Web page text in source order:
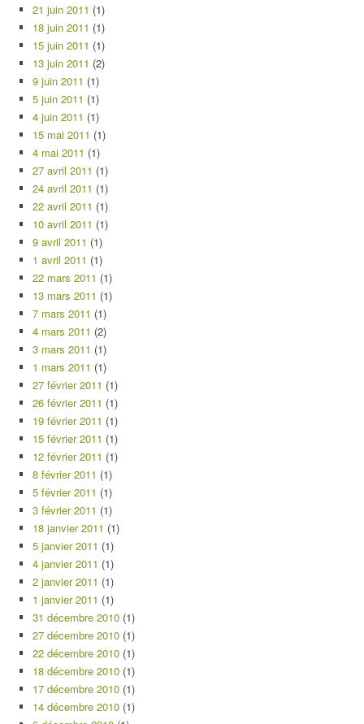
21 juin 2011 (1)
18 juin 2011 (1)
15 juin 2011 (1)
13 juin 2011 (2)
9 juin 2011 (1)
5 juin 2011 (1)
4 juin 2011 (1)
15 mai 2011 (1)
4 mai 2011 (1)
27 avril 2011 (1)
24 avril 2011 (1)
22 avril 2011 (1)
10 avril 2011 (1)
9 avril 2011 (1)
1 avril 2011 (1)
22 mars 2011 (1)
13 mars 2011 (1)
7 mars 2011 (1)
4 mars 2011 (2)
3 mars 2011 (1)
1 mars 2011 (1)
27 février 2011 (1)
26 février 2011 (1)
19 février 2011 (1)
15 février 2011 (1)
12 février 2011 (1)
8 février 2011 (1)
5 février 2011 (1)
3 février 2011 (1)
18 janvier 2011 (1)
5 janvier 2011 (1)
4 janvier 2011 (1)
2 janvier 2011 (1)
1 janvier 2011 (1)
31 décembre 2010 (1)
27 décembre 2010 (1)
22 décembre 2010 (1)
18 décembre 2010 (1)
17 décembre 2010 (1)
14 décembre 2010 (1)